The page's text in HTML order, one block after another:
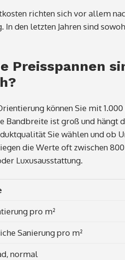
richten sich vor allem
In den letzten Jahren sind
Preisspannen
können Sie mit
Bandbreite ist groß und hängt
Sie wählen und ob
die Werte oft zwischen
Luxusausstattung.
pro m²
Sanierung pro m²
normal